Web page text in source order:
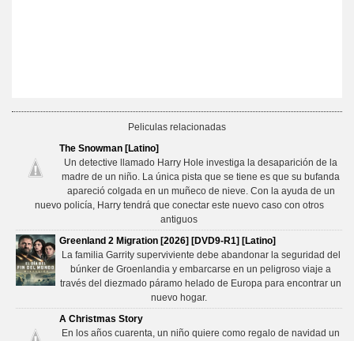
Peliculas relacionadas
The Snowman [Latino]
Un detective llamado Harry Hole investiga la desaparición de la
madre de un niño. La única pista que se tiene es que su bufanda
apareció colgada en un muñeco de nieve. Con la ayuda de un
nuevo policía, Harry tendrá que conectar este nuevo caso con otros
antiguos
Greenland 2 Migration [2026] [DVD9-R1] [Latino]
La familia Garrity superviviente debe abandonar la seguridad del
búnker de Groenlandia y embarcarse en un peligroso viaje a
través del diezmado páramo helado de Europa para encontrar un
nuevo hogar.
A Christmas Story
En los años cuarenta, un niño quiere como regalo de navidad un